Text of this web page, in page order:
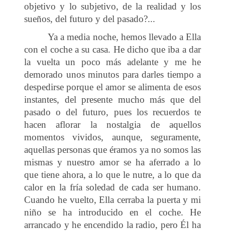
objetivo y lo subjetivo, de la realidad y los
sueños, del futuro y del pasado?...
Ya a media noche, hemos llevado a Ella
con el coche a su casa. He dicho que iba a dar
la vuelta un poco más adelante y me he
demorado unos minutos para darles tiempo a
despedirse porque el amor se alimenta de esos
instantes, del presente mucho más que del
pasado o del futuro, pues los recuerdos te
hacen aflorar la nostalgia de aquellos
momentos vividos, aunque, seguramente,
aquellas personas que éramos ya no somos las
mismas y nuestro amor se ha aferrado a lo
que tiene ahora, a lo que le nutre, a lo que da
calor en la fría soledad de cada ser humano.
Cuando he vuelto, Ella cerraba la puerta y mi
niño se ha introducido en el coche. He
arrancado y he encendido la radio, pero Él ha